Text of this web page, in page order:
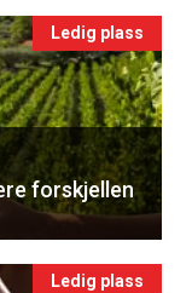
Ledig plass
forskjellen
Ledig plass